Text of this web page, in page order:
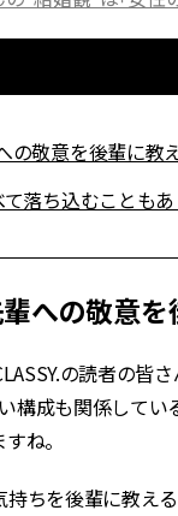
の敬意を後輩に教
落ち込むことも
輩への敬意
の読者の皆
構成も関係してい
ね。
持ちを後輩に教え